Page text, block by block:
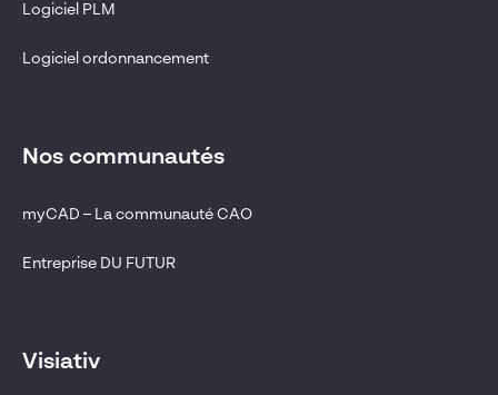
Logiciel PLM
Logiciel ordonnancement
Nos communautés
myCAD – La communauté CAO
Entreprise DU FUTUR
Visiativ